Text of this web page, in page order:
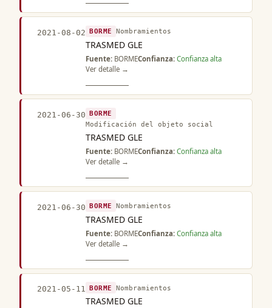
2021-08-02 BORME Nombramientos
TRASMED GLE
Fuente: BORMEConfianza: Confianza alta
Ver detalle →
2021-06-30 BORME
Modificación del objeto social
TRASMED GLE
Fuente: BORMEConfianza: Confianza alta
Ver detalle →
2021-06-30 BORME Nombramientos
TRASMED GLE
Fuente: BORMEConfianza: Confianza alta
Ver detalle →
2021-05-11 BORME Nombramientos
TRASMED GLE